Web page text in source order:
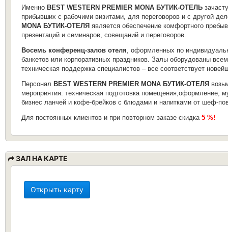
Именно BEST WESTERN PREMIER MONA БУТИК-ОТЕЛЬ
прибывших с рабочими визитами, для переговоров и с другой
MONA БУТИК-ОТЕЛЯ является обеспечение комфортного
презентаций и семинаров, совещаний и переговоров.
Восемь конференц-залов отеля, оформленных по
банкетов или корпоративных праздников. Залы оборудованы
техническая поддержка специалистов – все соответствует
Персонал BEST WESTERN PREMIER MONA БУТИК-ОТЕЛЯ
мероприятия: техническая подготовка помещения,оформление,
бизнес ланчей и кофе-брейков с блюдами и напитками от шеф-
Для постоянных клиентов и при повторном заказе скидка 5 %!
ЗАЛ НА КАРТЕ
Открыть карту